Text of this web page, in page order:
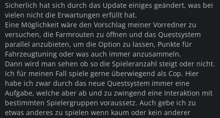
Sicherlich hat sich durch das Update einiges geändert, was bei
vielen nicht die Erwartungen erfüllt hat.
Eine Möglichkeit wäre den Vorschlag meiner Vorredner zu
versuchen, die Farmrouten zu öffnen und das Questsystem
parallel anzubieten, um die Option zu lassen, Punkte für
Fahrzeugtuning oder was auch immer anzusammeln.
Dann wird man sehen ob so die Spieleranzahl steigt oder nicht.
Ich für meinen Fall spiele gerne überwiegend als Cop. Hier
habe ich zwar durch das neue Questsystem immer eine
Aufgabe, welche aber ab und zu zwingend eine Interaktion mit
bestimmten Spielergruppen voraussetz. Auch gebe ich zu
etwas anderes zu spielen wenn kaum oder kein anderer